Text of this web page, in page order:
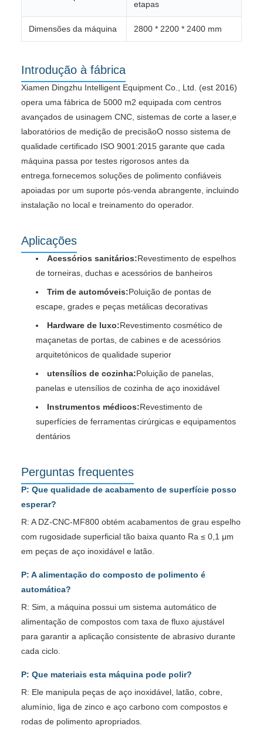
etapas
Dimensões da máquina 2800 * 2200 * 2400 mm
Introdução à fábrica
Xiamen Dingzhu Intelligent Equipment Co., Ltd. (est 2016)
opera uma fábrica de 5000 m2 equipada com centros
avançados de usinagem CNC, sistemas de corte a laser,e
laboratórios de medição de precisãoO nosso sistema de
qualidade certificado ISO 9001:2015 garante que cada
máquina passa por testes rigorosos antes da
entrega.fornecemos soluções de polimento confiáveis
apoiadas por um suporte pós-venda abrangente, incluindo
instalação no local e treinamento do operador.
Aplicações
Acessórios sanitários:Revestimento de espelhos
de torneiras, duchas e acessórios de banheiros
Trim de automóveis:Poluição de pontas de
escape, grades e peças metálicas decorativas
Hardware de luxo:Revestimento cosmético de
maçanetas de portas, de cabines e de acessórios
arquitetónicos de qualidade superior
utensílios de cozinha:Poluição de panelas,
panelas e utensílios de cozinha de aço inoxidável
Instrumentos médicos:Revestimento de
superfícies de ferramentas cirúrgicas e equipamentos
dentários
Perguntas frequentes
P: Que qualidade de acabamento de superfície posso
esperar?
R: A DZ-CNC-MF800 obtém acabamentos de grau espelho
com rugosidade superficial tão baixa quanto Ra ≤ 0,1 μm
em peças de aço inoxidável e latão.
P: A alimentação do composto de polimento é
automática?
R: Sim, a máquina possui um sistema automático de
alimentação de compostos com taxa de fluxo ajustável
para garantir a aplicação consistente de abrasivo durante
cada ciclo.
P: Que materiais esta máquina pode polir?
R: Ele manipula peças de aço inoxidável, latão, cobre,
alumínio, liga de zinco e aço carbono com compostos e
rodas de polimento apropriados.